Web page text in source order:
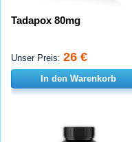
Tadapox 80mg
Unser Preis: 26 €
In den Warenkorb